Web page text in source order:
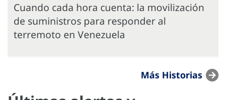
Cuando cada hora cuenta: la movilización
de suministros para responder al
terremoto en Venezuela
Más Historias